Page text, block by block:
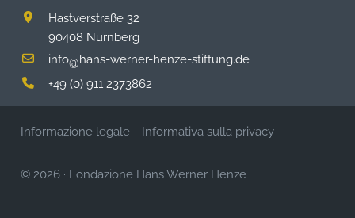
Hastverstraße 32
90408 Nürnberg
info@hans-werner-henze-stiftung.de
+49 (0) 911 2373862
Informazione legale Informativa sulla privacy
© 2026 · Fondazione Hans Werner Henze